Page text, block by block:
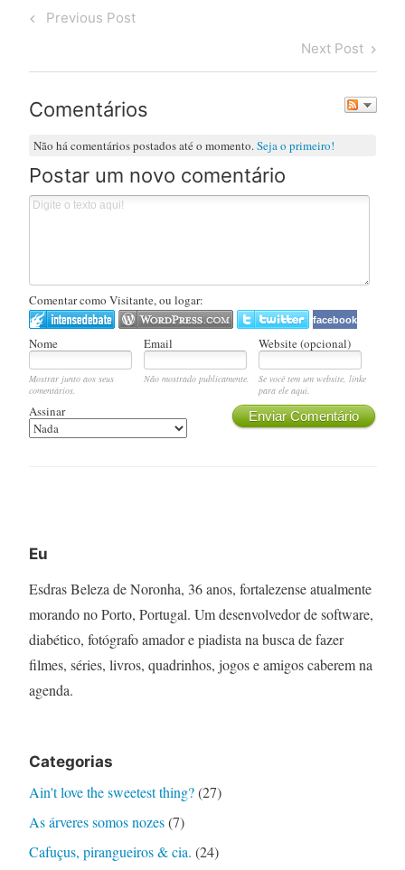
Post
Previous
Previous Post
Next
Post
Next Post
Comentários
Não há comentários postados até o momento.Seja o primeiro!
Postar um novo comentário
Comentar como Visitante, ou logar:
facebook
Nome Email Website (opcional)
Mostrar junto aos seus
comentários.
Não mostrado publicamente.
Se você tem um website, linke
para ele aqui.
Enviar Comentário
Assinar
Eu
Esdras Beleza de Noronha, 36 anos, fortalezense atualmente
morando no Porto, Portugal. Um desenvolvedor de software,
diabético, fotógrafo amador e piadista na busca de fazer
filmes, séries, livros, quadrinhos, jogos e amigos caberem na
agenda.
Categorias
Ain't love the sweetest thing?(27)
As árveres somos nozes(7)
Cafuçus, pirangueiros & cia. (24)